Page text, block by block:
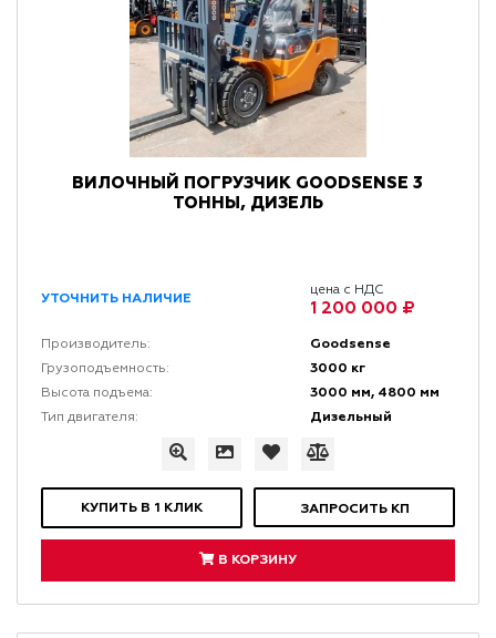
ВИЛОЧНЫЙ ПОГРУЗЧИК GOODSENSE 3
ТОННЫ, ДИЗЕЛЬ
УТОЧНИТЬ НАЛИЧИЕ
цена с НДС
1 200 000 ₽
Производитель: Goodsense
Грузоподъемность: 3000 кг
Высота подъема: 3000 мм, 4800 мм
Тип двигателя: Дизельный
КУПИТЬ В 1 КЛИК ЗАПРОСИТЬ КП
В КОРЗИНУ